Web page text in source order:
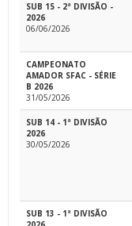
SUB 15 - 2ª DIVISÃO -
2026
06/06/2026
CAMPEONATO
AMADOR SFAC - SÉRIE
B 2026
31/05/2026
SUB 14 - 1ª DIVISÃO
2026
30/05/2026
SUB 13 - 1ª DIVISÃO